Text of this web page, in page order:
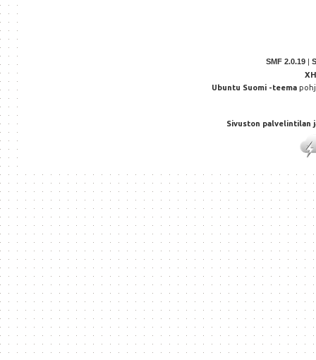
SMF 2.0.19
Ubuntu Suomi -teema
Sivuston palvelintilan